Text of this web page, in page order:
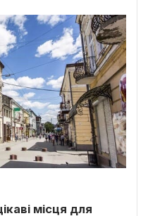
місця для